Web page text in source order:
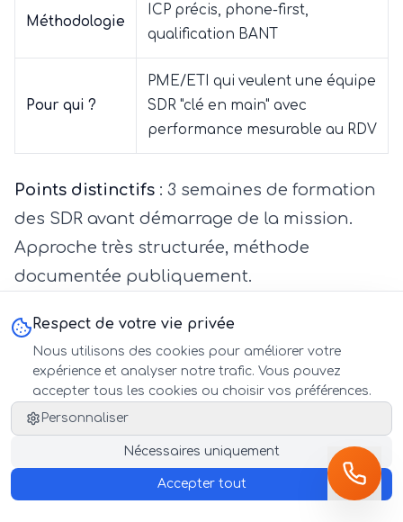
Méthodologie
ICP précis, phone-first,
qualification BANT
Pour qui ?
PME/ETI qui veulent une équipe
SDR "clé en main" avec
performance mesurable au RDV
Points distinctifs : 3 semaines de formation
des SDR avant démarrage de la mission.
Approche très structurée, méthode
documentée publiquement.
En savoir plus → getalead.co
6. GoWithIA — Prospection
automatisée pilotée par signaux
d'achat
Respect de votre vie privée
Nous utilisons des cookies pour améliorer votre
expérience et analyser notre trafic. Vous pouvez
accepter tous les cookies ou choisir vos préférences.
Personnaliser
Nécessaires uniquement
Accepter tout